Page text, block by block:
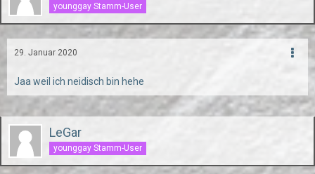
younggay Stamm-User
29. Januar 2020
Jaa weil ich neidisch bin hehe
LeGar
younggay Stamm-User